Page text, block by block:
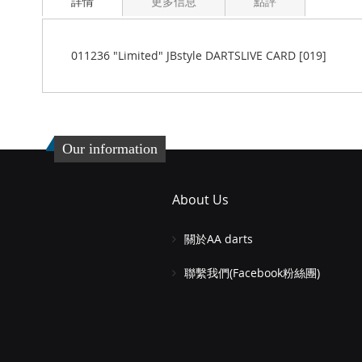
beginning
011236 "Limited" JBstyle DARTSLIVE CARD [019]
Our information
About Us
關於AA darts
聯繫我們(Facebook粉絲團)